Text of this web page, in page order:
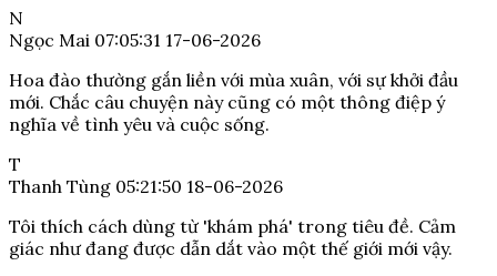
N
Ngọc Mai 07:05:31 17-06-2026
Hoa đào thường gắn liền với mùa xuân, với sự khởi đầu
mới. Chắc câu chuyện này cũng có một thông điệp ý
nghĩa về tình yêu và cuộc sống.
T
Thanh Tùng 05:21:50 18-06-2026
Tôi thích cách dùng từ 'khám phá' trong tiêu đề. Cảm
giác như đang được dẫn dắt vào một thế giới mới vậy.